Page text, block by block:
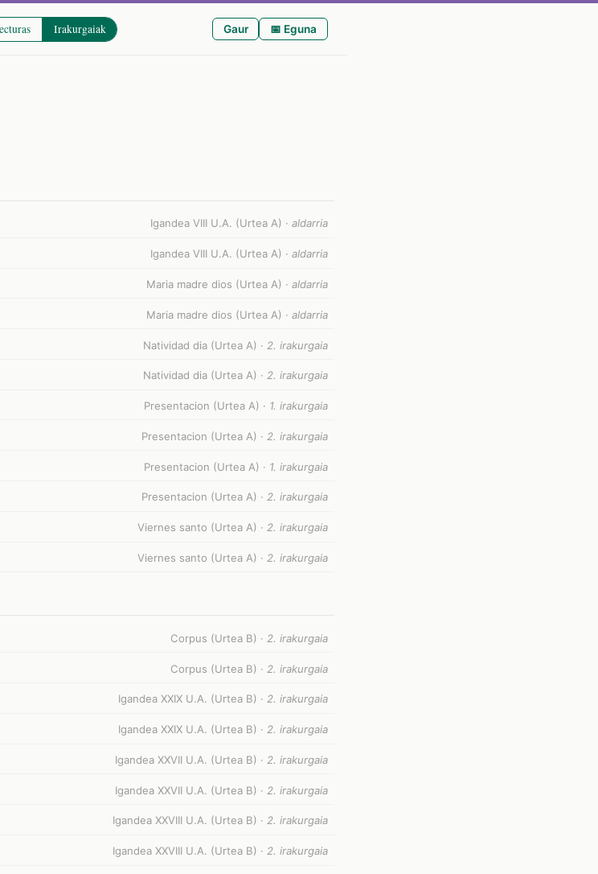
Irakurgaiak Gaur 📅 Eguna
Igandea VIII U.A. (Urtea A) · aldarria
Igandea VIII U.A. (Urtea A) · aldarria
Maria madre dios (Urtea A) · aldarria
Maria madre dios (Urtea A) · aldarria
Natividad dia (Urtea A) · 2. irakurgaia
Natividad dia (Urtea A) · 2. irakurgaia
Presentacion (Urtea A) · 1. irakurgaia
Presentacion (Urtea A) · 2. irakurgaia
Presentacion (Urtea A) · 1. irakurgaia
Presentacion (Urtea A) · 2. irakurgaia
Viernes santo (Urtea A) · 2. irakurgaia
Viernes santo (Urtea A) · 2. irakurgaia
Corpus (Urtea B) · 2. irakurgaia
Corpus (Urtea B) · 2. irakurgaia
Igandea XXIX U.A. (Urtea B) · 2. irakurgaia
Igandea XXIX U.A. (Urtea B) · 2. irakurgaia
Igandea XXVII U.A. (Urtea B) · 2. irakurgaia
Igandea XXVII U.A. (Urtea B) · 2. irakurgaia
Igandea XXVIII U.A. (Urtea B) · 2. irakurgaia
Igandea XXVIII U.A. (Urtea B) · 2. irakurgaia